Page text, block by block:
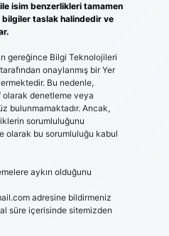
isim benzerlikleri tamamen
taslak halindedir ve
gereğince Bilgi Teknolojileri
onaylanmış bir Yer
Bu nedenle,
denetleme veya
bulunmamaktadır. Ancak,
sorumluluğunu
olarak bu sorumluluğu kabul
aykırı olduğunu
adresine bildirmeniz
süre içerisinde sitemizden